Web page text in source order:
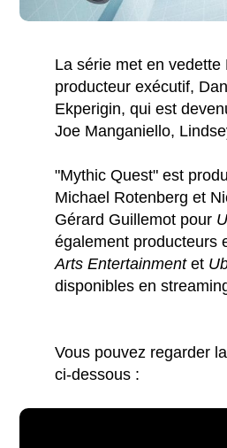
La série met en
producteur exécutif,
Ekperigin, qui est
Joe Manganiello,
"Mythic Quest" est
Michael Rotenberg et
Gérard Guillemot pour
également producteurs
Arts Entertainmentet
disponibles en
Vous pouvez regarder
ci-dessous :